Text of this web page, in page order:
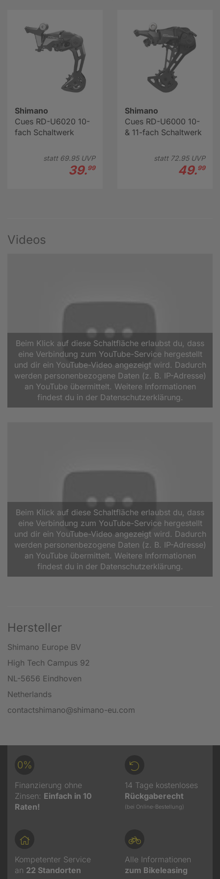
Shimano
Cues RD-U6020 10-
fach Schaltwerk
statt 69.95UVP
39.99
Shimano
Cues RD-U6000 10-
& 11-fach Schaltwerk
statt 72.95UVP
49.99
Videos
Beim Klick auf diese Schaltfläche erlaubst du, dass
eine Verbindung zum YouTube-Service hergestellt
und dir ein YouTube-Video angezeigt wird. Dadurch
werden personenbezogene Daten (z. B. IP-Adresse)
an YouTube übermittelt. Weitere Informationen
findest du in der Datenschutzerklärung.
Beim Klick auf diese Schaltfläche erlaubst du, dass
eine Verbindung zum YouTube-Service hergestellt
und dir ein YouTube-Video angezeigt wird. Dadurch
werden personenbezogene Daten (z. B. IP-Adresse)
an YouTube übermittelt. Weitere Informationen
findest du in der Datenschutzerklärung.
Hersteller
Shimano Europe BV
High Tech Campus 92
NL-5656 Eindhoven
Netherlands
contactshimano@shimano-eu.com
0%
Finanzierung ohne
Zinsen: Einfach in 10
Raten!
14 Tage kostenloses
Rückgaberecht
(bei Online-Bestellung)
Kompetenter Service
an 22 Standorten
Alle Informationen
zum Bikeleasing